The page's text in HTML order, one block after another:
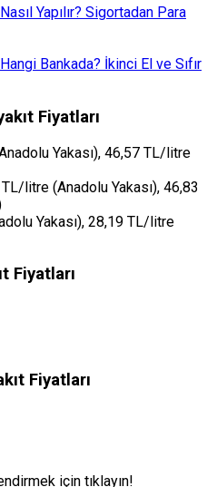
Yapılır? Sigortadan Para
Bankada? İkinci El ve Sıfır
Fiyatları
Yakası), 46,57 TL/litre
litre (Anadolu Yakası), 46,83
Yakası), 28,19 TL/litre
Fiyatları
Fiyatları
için tıklayın!